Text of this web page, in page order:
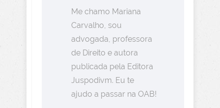
Me chamo Mariana
Carvalho, sou
advogada, professora
de Direito e autora
publicada pela Editora
Juspodivm. Eu te
ajudo a passar na OAB!